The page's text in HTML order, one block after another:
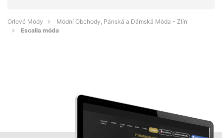
Orlové Módy
Módní Obchody, Pánská a Dámská Móda - Zlín
Escalla móda